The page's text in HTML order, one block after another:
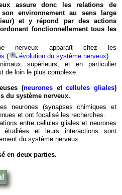
assure donc les relations de
son environnement au sens large
et y répond par des actions
fonctionnellement tous les
nerveux apparaît chez les
( évolution du système nerveux).
supérieurs, et en particulier
de loin le plus complexe.
(neuronesetcellules gliales)
du système nerveux.
neurones (synapses chimiques et
et ont focalisé les recherches.
entre cellules gliales et neurones
et leurs interactions sont
du système nerveux.
en deux parties.